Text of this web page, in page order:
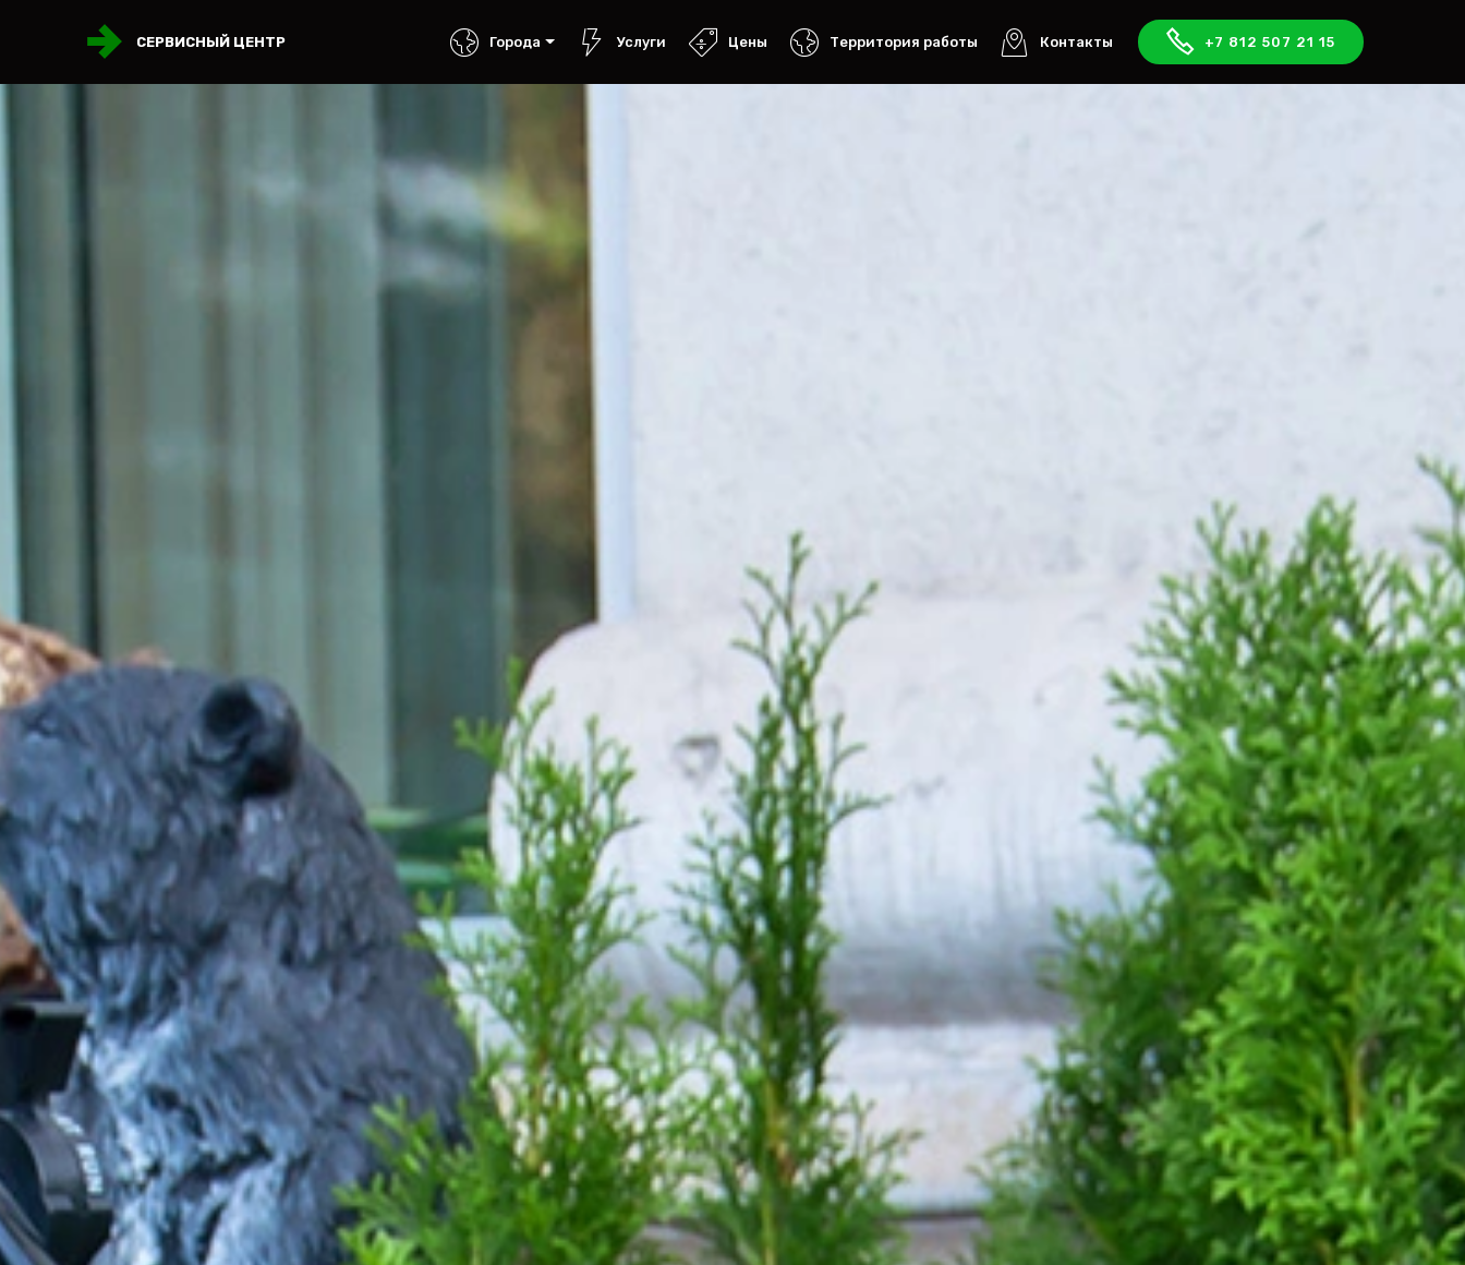
СЕРВИСНЫЙ ЦЕНТР Города Услуги Цены Территория работы Контакты +7 812 507 21 15